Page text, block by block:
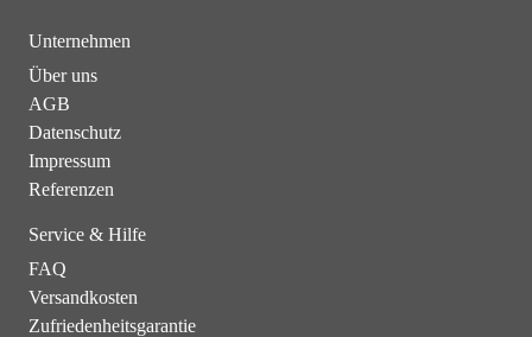
Unternehmen
Über uns
AGB
Datenschutz
Impressum
Referenzen
Service & Hilfe
FAQ
Versandkosten
Zufriedenheitsgarantie